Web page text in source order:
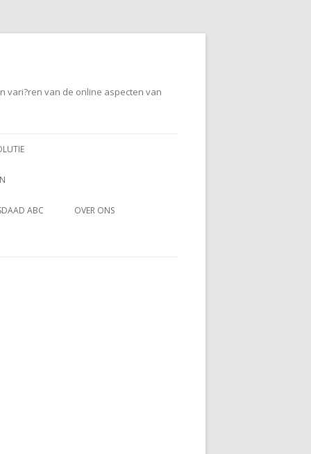
vari?ren van de online aspecten van
ABC OVER ONS